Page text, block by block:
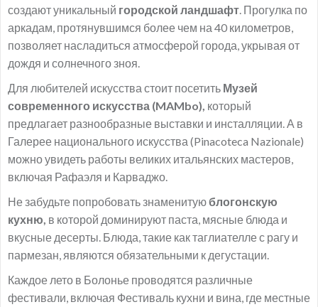
создают уникальный городской ландшафт. Прогулка по
аркадам, протянувшимся более чем на 40 километров,
позволяет насладиться атмосферой города, укрывая от
дождя и солнечного зноя.
Для любителей искусства стоит посетить Музей
современного искусства (MAMbo), который
предлагает разнообразные выставки и инсталляции. А в
Галерее национального искусства (Pinacoteca Nazionale)
можно увидеть работы великих итальянских мастеров,
включая Рафаэля и Карваджо.
Не забудьте попробовать знаменитуюблогонскую
кухню, в которой доминируют паста, мясные блюда и
вкусные десерты. Блюда, такие как таглиателле с рагу и
пармезан, являются обязательными к дегустации.
Каждое лето в Болонье проводятся различные
фестивали, включая Фестиваль кухни и вина, где местные